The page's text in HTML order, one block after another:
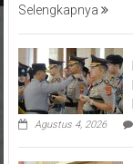
Selengkapnya
Agustus 4, 2026